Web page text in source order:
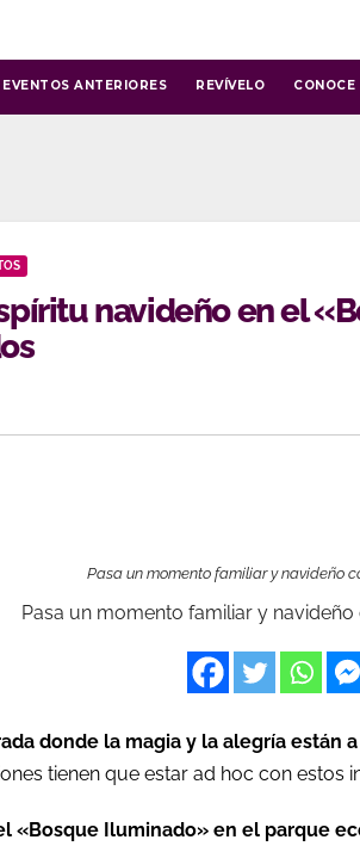
EVENTOS ANTERIORES REVÍVELO
navideño en el
Pasa un momento familiar y navideño
Pasa un momento familiar y
donde la magia y la alegría están
tienen que estar ad hoc con estos
«Bosque Iluminado» en el parque